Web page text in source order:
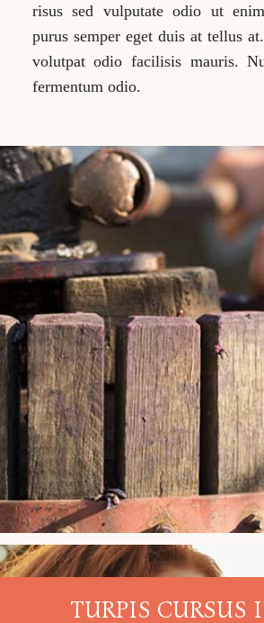
risus sed vulputate odio ut
purus semper eget duis at tellus
volutpat odio facilisis mauris.
fermentum odio.
TURPIS CURSUS